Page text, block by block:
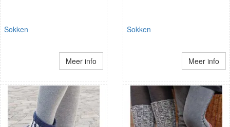
Sokken
Meer info
Sokken
Meer info